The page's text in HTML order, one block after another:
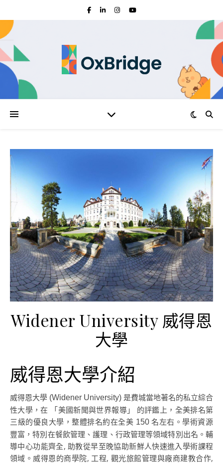
Widener University 威得恩
大學
威得恩大學介紹
威得恩大學 (Widener University) 是費城當地著名的私立綜合
性大學，在 「美國新聞與世界報導」 的評鑑上，全美排名第
三級的優良大學，整體排名約在全美 150名左右。學術資源
豐富，特別在餐飲管理、護理、行政管理等領域特別出名。輔
導中心功能齊全, 助教從早至晚協助新鮮人快速進入學術課程
領域。威得恩的商學院, 工程, 觀光旅館管理與廠商建教合作,